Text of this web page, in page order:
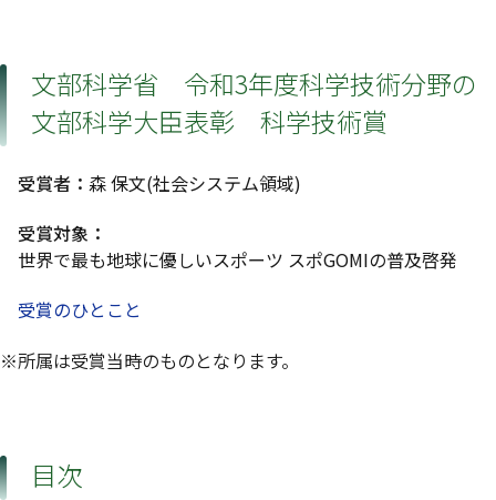
文部科学省 令和3年度科学技術分野の
文部科学大臣表彰 科学技術賞
受賞者： 森 保文(社会システム領域)
受賞対象：
世界で最も地球に優しいスポーツ スポGOMIの普及啓発
受賞のひとこと
※所属は受賞当時のものとなります。
目次